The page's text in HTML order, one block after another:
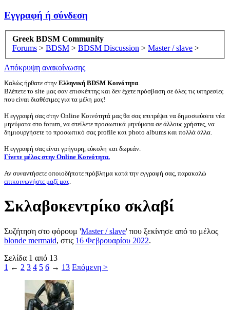
Εγγραφή ή σύνδεση
Greek BDSM Community
Forums > BDSM > BDSM Discussion > Master / slave >
Απόκρυψη ανακοίνωσης
Καλώς ήρθατε στην Ελληνική BDSM Κοινότητα.
Βλέπετε το site μας σαν επισκέπτης και δεν έχετε πρόσβαση σε όλες τις υπηρεσίες
που είναι διαθέσιμες για τα μέλη μας!
Η εγγραφή σας στην Online Κοινότητά μας θα σας επιτρέψει να δημοσιεύσετε νέα
μηνύματα στο forum, να στείλετε προσωπικά μηνύματα σε άλλους χρήστες, να
δημιουργήσετε το προσωπικό σας profile και photo albums και πολλά άλλα.
Η εγγραφή σας είναι γρήγορη, εύκολη και δωρεάν.
Γίνετε μέλος στην Online Κοινότητα.
Αν συναντήσετε οποιοδήποτε πρόβλημα κατά την εγγραφή σας, παρακαλώ
επικοινωνήστε μαζί μας.
Σκλαβοκεντρίκο σκλαβί
Συζήτηση στο φόρουμ 'Master / slave' που ξεκίνησε από το μέλος
blonde mermaid, στις 16 Φεβρουαρίου 2022.
Σελίδα 1 από 13
1 ← 2 3 4 5 6 → 13 Επόμενη >